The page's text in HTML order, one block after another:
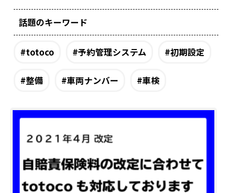
話題のキーワード
#totoco #予約管理システム #初期設定
#整備 #車両ナンバー #車検